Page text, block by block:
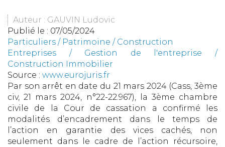
Auteur : GAUVIN Ludovic
Publié le : 07/05/2024
Particuliers / Patrimoine / Construction
Entreprises / Gestion de l'entreprise /
Construction Immobilier
Source : www.eurojuris.fr
Par son arrêt en date du 21 mars 2024 (Cass, 3ème
civ, 21 mars 2024, n°22-22.967), la 3ème chambre
civile de la Cour de cassation a confirmé les
modalités d’encadrement dans le temps de
l’action en garantie des vices cachés, non
seulement dans le cadre de l’action récursoire,